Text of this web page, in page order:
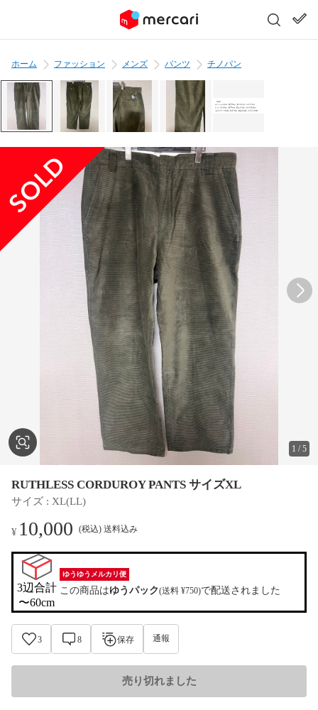
ホーム ファッション メンズ パンツ チノパン
1 /5
RUTHLESS CORDUROY PANTS サイズXL
サイズ : XL(LL)
¥ 10,000 (税込) 送料込み
3辺合計
〜60cm
ゆうゆうメルカリ便
この商品はゆうパック(送料 ¥750)で配送されました
3 8 保存 通報
売り切れました